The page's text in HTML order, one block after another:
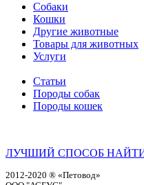
Собаки
Кошки
Другие животные
Товары для животных
Услуги
Статьи
Породы собак
Породы кошек
ЛУЧШИЙ СПОСОБ
2012-2020 ® «Петовод»